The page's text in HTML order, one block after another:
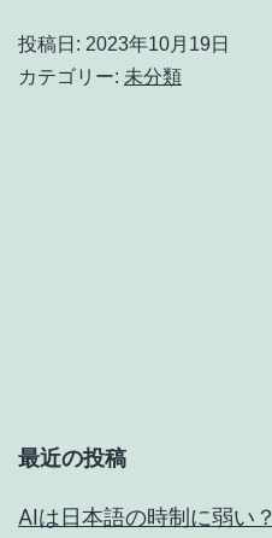
投稿日: 2023年10月19日
カテゴリー: 未分類
最近の投稿
AIは日本語の時制に弱い？